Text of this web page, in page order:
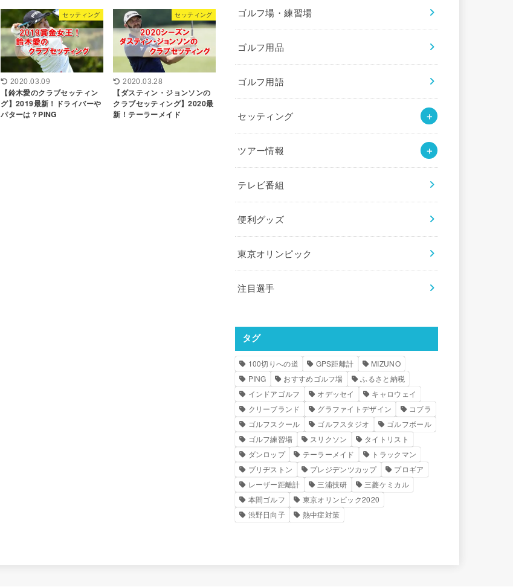
セッティング
2020.03.09
【鈴木愛のクラブセッティン
グ】2019最新！ドライバーや
パターは？PING
セッティング
2020.03.28
【ダスティン・ジョンソンの
クラブセッティング】2020最
新！テーラーメイド
ゴルフ場・練習場
ゴルフ用品
ゴルフ用語
セッティング
ツアー情報
テレビ番組
便利グッズ
東京オリンピック
注目選手
タグ
100切りへの道 GPS距離計
MIZUNO
PING
おすすめゴルフ場
ふるさと納税
インドアゴルフ
オデッセイ
キャロウェイ
クリーブランド
グラファイトデザイン
コブラ
ゴルフスクール
ゴルフスタジオ
ゴルフボール
ゴルフ練習場
スリクソン
タイトリスト
ダンロップ
テーラーメイド
トラックマン
ブリヂストン
プレジデンツカップ
プロギア
レーザー距離計
三浦技研
三菱ケミカル
本間ゴルフ
東京オリンピック2020
渋野日向子
熱中症対策